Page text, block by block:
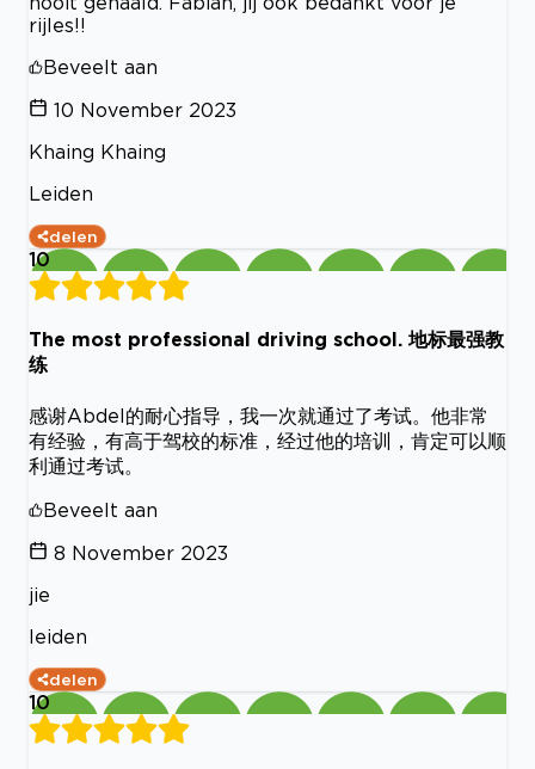
rijles!!
Beveelt aan
10 November 2023
Khaing Khaing
Leiden
delen
10
The most professional driving school. 地标最强教
练
感谢Abdel的耐心指导，我一次就通过了考试。他非常
有经验，有高于驾校的标准，经过他的培训，肯定可以顺
利通过考试。
Beveelt aan
8 November 2023
jie
leiden
delen
10